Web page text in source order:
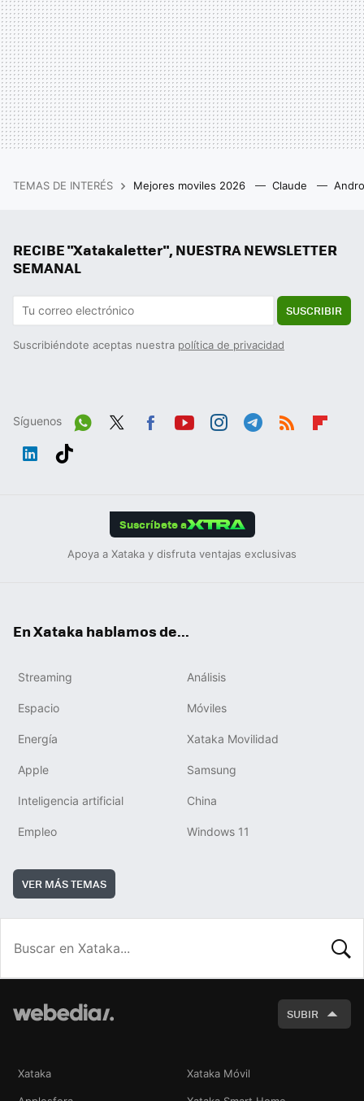
TEMAS DE INTERÉS Mejores moviles 2026 Claude
RECIBE "Xatakaletter", NUESTRA NEWSLETTER
SEMANAL
SUSCRIBIR
Suscribiéndote aceptas nuestra política de privacidad
Síguenos
Wh
Suscríbete a
Apoya a Xataka y disfruta ventajas exclusivas
En Xataka hablamos de...
Streaming Análisis
Espacio Móviles
Energía Xataka Movilidad
Apple Samsung
Inteligencia artificial China
Empleo Windows 11
VER MÁS TEMAS
SUBIR
Xataka Xataka Móvil